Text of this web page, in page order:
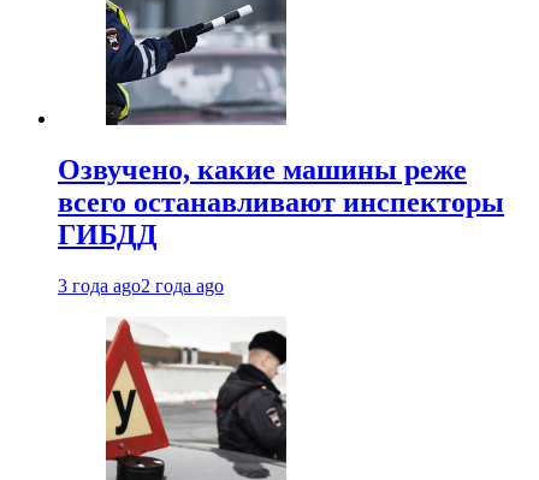
Озвучено, какие машины реже
всего останавливают инспекторы
ГИБДД
3 года ago2 года ago